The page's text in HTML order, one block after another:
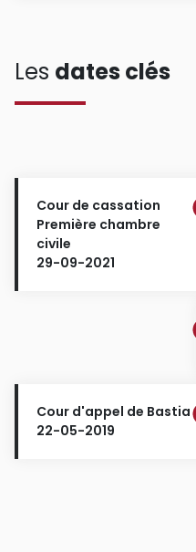
Les dates clés
Cour de cassation
Première chambre
civile
29-09-2021
Cour d'appel de Bastia
22-05-2019